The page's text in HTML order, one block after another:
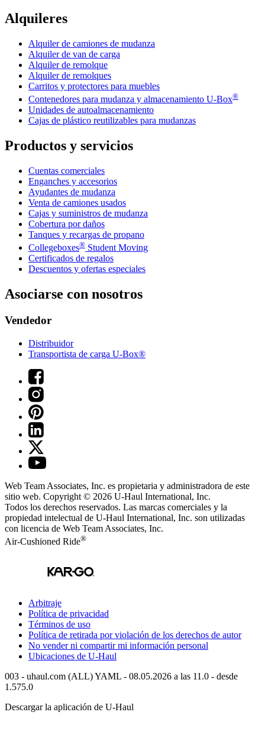
Alquileres
Alquiler de camiones de mudanza
Alquiler de van de carga
Alquiler de remolque
Alquiler de remolques
Carritos y protectores para muebles
Contenedores para mudanza y almacenamiento U-Box®
Unidades de autoalmacenamiento
Cajas de plástico reutilizables para mudanzas
Productos y servicios
Cuentas comerciales
Enganches y accesorios
Ayudantes de mudanza
Venta de camiones usados
Cajas y suministros de mudanza
Cobertura por daños
Tanques y recargas de propano
Collegeboxes® Student Moving
Certificados de regalos
Descuentos y ofertas especiales
Asociarse con nosotros
Vendedor
Distribuidor
Transportista de carga U-Box®
Web Team Associates, Inc. es propietaria y administradora de este
sitio web. Copyright © 2026 U-Haul International, Inc.
Todos los derechos reservados. Las marcas comerciales y la
propiedad intelectual de U-Haul International, Inc. son utilizadas
con licencia de Web Team Associates, Inc.
Air-Cushioned Ride®
Arbitraje
Política de privacidad
Términos de uso
Política de retirada por violación de los derechos de autor
No vender ni compartir mi información personal
Ubicaciones de U-Haul
003 - uhaul.com (ALL) YAML - 08.05.2026 a las 11.0 - desde
1.575.0
Descargar la aplicación de U-Haul